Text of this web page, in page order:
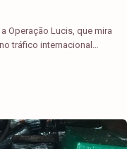
Operação Lucis, que mira
tráfico internacional…